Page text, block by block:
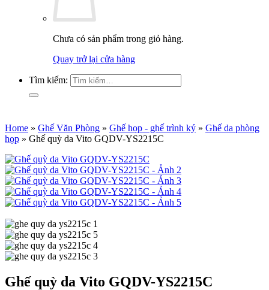
Chưa có sản phẩm trong giỏ hàng.
Quay trở lại cửa hàng
Tìm kiếm:
Home » Ghế Văn Phòng » Ghế họp - ghế trình ký » Ghế da phòng
họp » Ghế quỳ da Vito GQDV-YS2215C
Ghế quỳ da Vito GQDV-YS2215C